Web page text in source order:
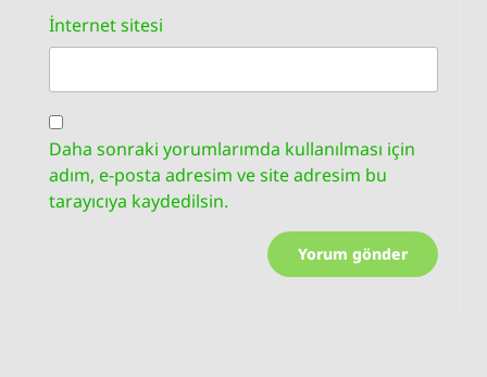
İnternet sitesi
Daha sonraki yorumlarımda kullanılması için
adım, e-posta adresim ve site adresim bu
tarayıcıya kaydedilsin.